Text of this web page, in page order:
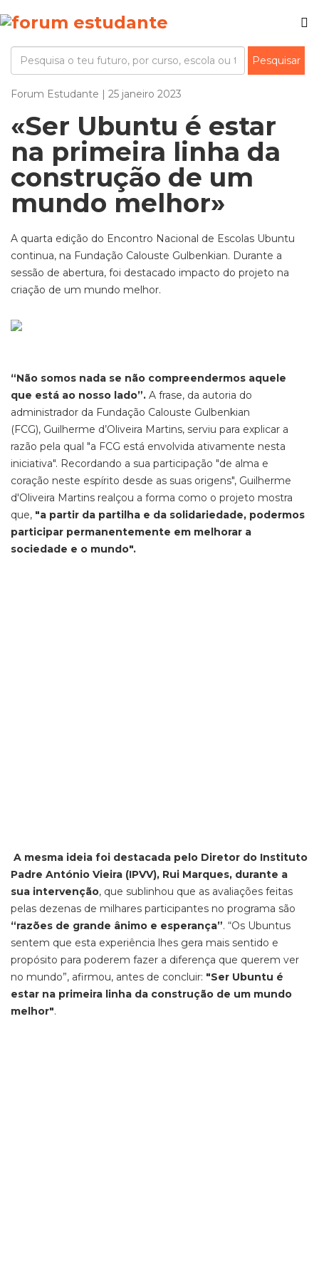
Forum Estudante | 25 janeiro 2023
«Ser Ubuntu é estar
na primeira linha da
construção de um
mundo melhor»
A quarta edição do Encontro Nacional de Escolas Ubuntu
continua, na Fundação Calouste Gulbenkian. Durante a
sessão de abertura, foi destacado impacto do projeto na
criação de um mundo melhor.
“Não somos nada se não compreendermos aquele
que está ao nosso lado”. A frase, da autoria do
administrador da Fundação Calouste Gulbenkian
(FCG), Guilherme d’Oliveira Martins, serviu para explicar a
razão pela qual "a FCG está envolvida ativamente nesta
iniciativa". Recordando a sua participação "de alma e
coração neste espírito desde as suas origens", Guilherme
d'Oliveira Martins realçou a forma como o projeto mostra
que, "a partir da partilha e da solidariedade, podermos
participar permanentemente em melhorar a
sociedade e o mundo".
A mesma ideia foi destacada pelo Diretor do Instituto
Padre António Vieira (IPVV), Rui Marques, durante a
sua intervenção, que sublinhou que as avaliações feitas
pelas dezenas de milhares participantes no programa são
“razões de grande ânimo e esperança”. “Os Ubuntus
sentem que esta experiência lhes gera mais sentido e
propósito para poderem fazer a diferença que querem ver
no mundo”, afirmou, antes de concluir: "Ser Ubuntu é
estar na primeira linha da construção de um mundo
melhor".